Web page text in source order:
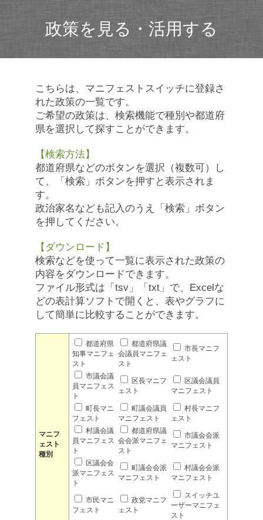
政策を見る・活用する
こちらは、マニフェストスイッチに登録さ
れた政策の一覧です。
ご希望の政策は、検索機能で種別や都道府
県を選択して探すことができます。
【検索方法】
都道府県などのボタンを選択（複数可）し
て、「検索」ボタンを押すと表示されま
す。
政治家名なども記入のうえ「検索」ボタン
を押してください。
【ダウンロード】
検索などを使って一覧に表示された政策の
内容をダウンロードできます。
ファイル形式は「tsv」「txt」で、Excelな
どの表計算ソフトで開くと、表やグラフに
して簡単に比較することができます。
マニフ
ェスト
種別
都道府県
知事マニフェ
スト
都道府県議
会議員マニフェ
スト
市長マニフ
ェスト
市議会議
員マニフェス
ト
区長マニフ
ェスト
区議会議員
マニフェスト
町長マニ
フェスト
町議会議員
マニフェスト
村長マニフ
ェスト
村議会議
員マニフェス
ト
都道府県議
会会派マニフェ
スト
市議会会派
マニフェスト
区議会会
派マニフェス
ト
町議会会派
マニフェスト
村議会会派
マニフェスト
市民マニ
フェスト
政党マニフ
ェスト
スイッチユ
ーザーマニフェ
スト